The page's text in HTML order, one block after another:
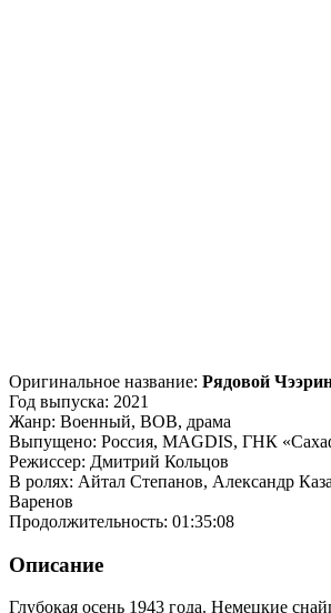
Оригинальное название: Рядовой
Год выпуска: 2021
Жанр: Военный, ВОВ, драма
Выпущено: Россия, MAGDIS, ГНК
Режиссер: Дмитрий Кольцов
В ролях: Айтал Степанов, Александр
Варенов
Продолжительность: 01:35:08
Описание
Глубокая осень 1943 года. Немецкие